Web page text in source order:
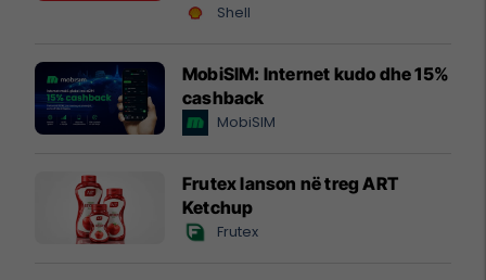
Shell
MobiSIM: Internet kudo dhe 15%
cashback
MobiSIM
Frutex lanson në treg ART
Ketchup
Frutex